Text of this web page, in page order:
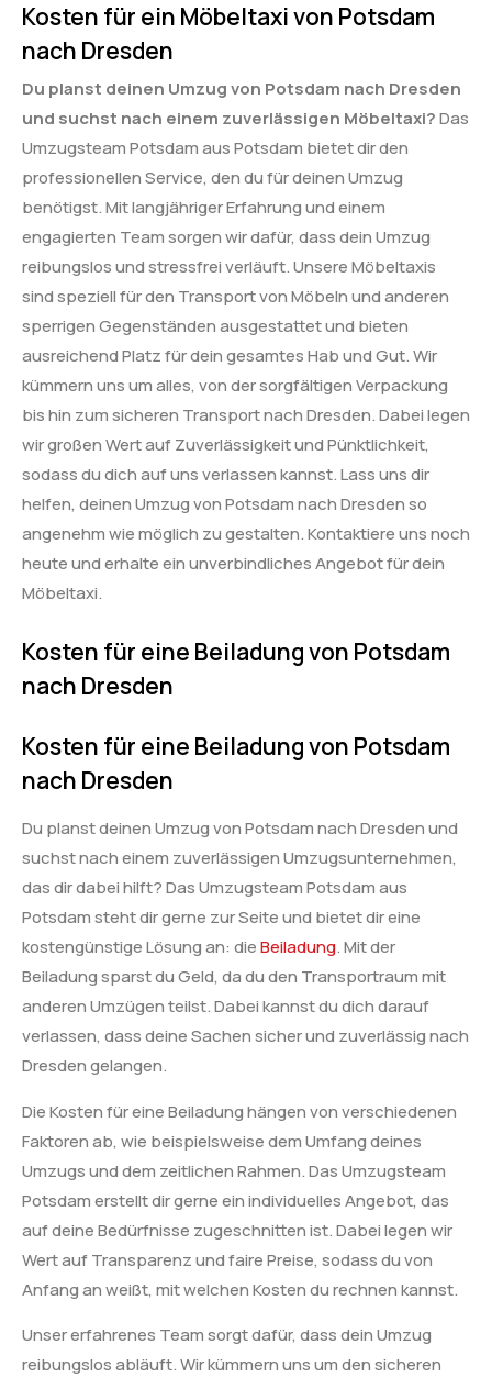
Kosten für ein Möbeltaxi von Potsdam
nach Dresden
Du planst deinen Umzug von Potsdam nach Dresden
und suchst nach einem zuverlässigen Möbeltaxi?Das
Umzugsteam Potsdam aus Potsdam bietet dir den
professionellen Service, den du für deinen Umzug
benötigst. Mit langjähriger Erfahrung und einem
engagierten Team sorgen wir dafür, dass dein Umzug
reibungslos und stressfrei verläuft. Unsere Möbeltaxis
sind speziell für den Transport von Möbeln und anderen
sperrigen Gegenständen ausgestattet und bieten
ausreichend Platz für dein gesamtes Hab und Gut. Wir
kümmern uns um alles, von der sorgfältigen Verpackung
bis hin zum sicheren Transport nach Dresden. Dabei legen
wir großen Wert auf Zuverlässigkeit und Pünktlichkeit,
sodass du dich auf uns verlassen kannst. Lass uns dir
helfen, deinen Umzug von Potsdam nach Dresden so
angenehm wie möglich zu gestalten. Kontaktiere uns noch
heute und erhalte ein unverbindliches Angebot für dein
Möbeltaxi.
Kosten für eine Beiladung von Potsdam
nach Dresden
Kosten für eine Beiladung von Potsdam
nach Dresden
Du planst deinen Umzug von Potsdam nach Dresden und
suchst nach einem zuverlässigen Umzugsunternehmen,
das dir dabei hilft? Das Umzugsteam Potsdam aus
Potsdam steht dir gerne zur Seite und bietet dir eine
kostengünstige Lösung an: dieBeiladung. Mit der
Beiladung sparst du Geld, da du den Transportraum mit
anderen Umzügen teilst. Dabei kannst du dich darauf
verlassen, dass deine Sachen sicher und zuverlässig nach
Dresden gelangen.
Die Kosten für eine Beiladung hängen von verschiedenen
Faktoren ab, wie beispielsweise dem Umfang deines
Umzugs und dem zeitlichen Rahmen. Das Umzugsteam
Potsdam erstellt dir gerne ein individuelles Angebot, das
auf deine Bedürfnisse zugeschnitten ist. Dabei legen wir
Wert auf Transparenz und faire Preise, sodass du von
Anfang an weißt, mit welchen Kosten du rechnen kannst.
Unser erfahrenes Team sorgt dafür, dass dein Umzug
reibungslos abläuft. Wir kümmern uns um den sicheren